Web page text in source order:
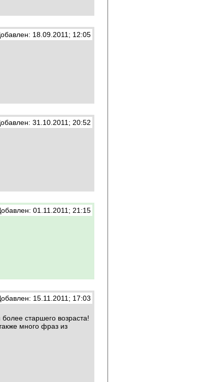
18.09.2011; 12:05
31.10.2011; 20:52
01.11.2011; 21:15
15.11.2011; 17:03
старшего возраста!
много фраз из